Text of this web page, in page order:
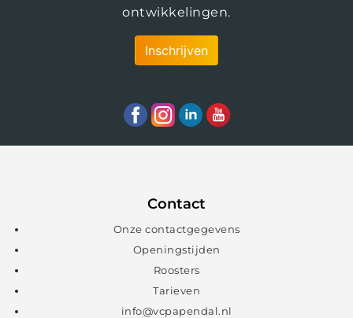
ontwikkelingen.
Inschrijven
Contact
Onze contactgegevens
Openingstijden
Roosters
Tarieven
info@vcpapendal.nl